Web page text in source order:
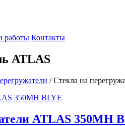
работы Контакты
ATLAS
/Стекла на
ATLAS 350MH